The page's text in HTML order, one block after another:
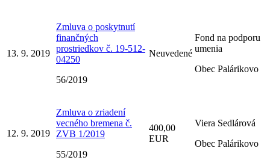
13. 9. 2019
Zmluva o poskytnutí
finančných
prostriedkov č. 19-512-
04250
56/2019
Neuvedené
Fond na podporu
umenia
Obec Palárikovo
12. 9. 2019
Zmluva o zriadení
vecného bremena č.
ZVB 1/2019
55/2019
400,00
EUR
Viera Sedlárová
Obec Palárikovo